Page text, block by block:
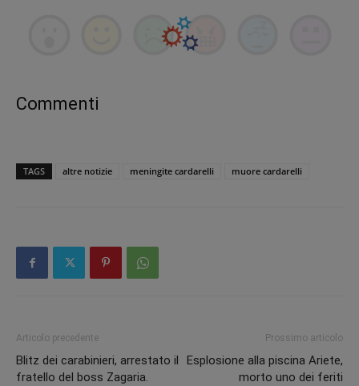
Commenti
TAGS altre notizie meningite cardarelli muore cardarelli
Articolo precedente
Blitz dei carabinieri, arrestato il
fratello del boss Zagaria.
Prossimo articolo
Esplosione alla piscina Ariete,
morto uno dei feriti